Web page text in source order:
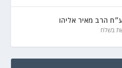
הרב מאיר אליהו
בשלח